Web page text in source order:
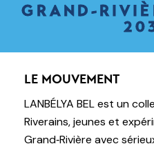
GRAND-
LE MOUVEMENT
LANBÉLYA BEL est un
Riverains, jeunes et
Grand‑Rivière avec